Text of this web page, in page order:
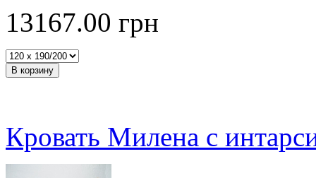
13167.00 грн
Кровать Милена с